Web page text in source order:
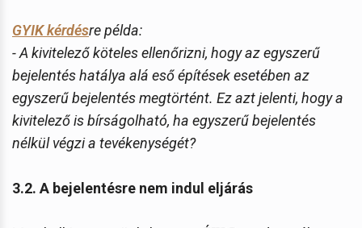
GYIK kérdésre példa:
- A kivitelező köteles ellenőrizni, hogy az egyszerű
bejelentés hatálya alá eső építések esetében az
egyszerű bejelentés megtörtént. Ez azt jelenti, hogy a
kivitelező is bírságolható, ha egyszerű bejelentés
nélkül végzi a tevékenységét?
3.2. A bejelentésre nem indul eljárás